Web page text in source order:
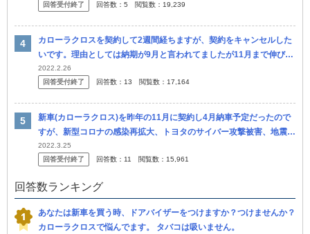
夏は
回答受付終了
回答数： 5 閲覧数： 19,239
カローラクロスを契約して2週間経ちますが、契約をキャンセルした
いです。理由としては納期が9月と言われてましたが11月まで伸びて
流石に長いなと感じたところ、 駐車場の加減で車庫証明がギリギリ
取れる...
2022.2.26
回答受付終了
回答数： 13 閲覧数： 17,164
新車(カローラクロス)を昨年の11月に契約し4月納車予定だったので
すが、新型コロナの感染再拡大、トヨタのサイバー攻撃被害、地震に
よる被害、ウクライナ情勢などが重なり、年内の納車が未定になりま
した...
2022.3.25
回答受付終了
回答数： 11 閲覧数： 15,961
回答数ランキング
あなたは新車を買う時、ドアバイザーをつけますか？つけませんか？
カローラクロスで悩んでます。 タバコは吸いません。